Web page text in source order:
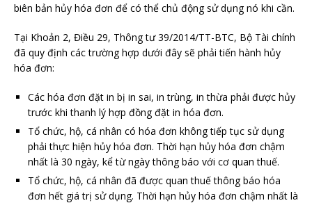
biên bản hủy hóa đơn để có thể chủ động sử dụng nó khi cần.
Tại Khoản 2, Điều 29, Thông tư 39/2014/TT-BTC, Bộ Tài chính
đã quy định các trường hợp dưới đây sẽ phải tiến hành hủy
hóa đơn:
Các hóa đơn đặt in bị in sai, in trùng, in thừa phải được hủy
trước khi thanh lý hợp đồng đặt in hóa đơn.
Tổ chức, hộ, cá nhân có hóa đơn không tiếp tục sử dụng
phải thực hiện hủy hóa đơn. Thời hạn hủy hóa đơn chậm
nhất là 30 ngày, kể từ ngày thông báo với cơ quan thuế.
Tổ chức, hộ, cá nhân đã được quan thuế thông báo hóa
đơn hết giá trị sử dụng. Thời hạn hủy hóa đơn chậm nhất là